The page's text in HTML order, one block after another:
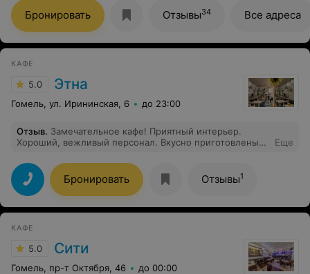
Бронировать Отзывы34 Все адреса
КАФЕ
5.0 Этна
Гомель, ул. Ирининская, 6 до 23:00
Отзыв. Замечательное кафе! Приятный интерьер.
Хороший, вежливый персонал. Вкусно приготовлены
Еще
Бронировать Отзывы1
КАФЕ
5.0 Сити
Гомель, пр-т Октября, 46 до 00:00